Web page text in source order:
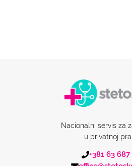
Nacionalni servis za
u privatnoj
+381 63